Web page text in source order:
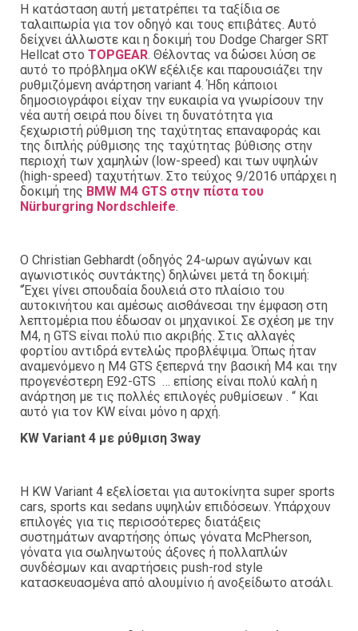
Η κατάσταση αυτή μετατρέπει τα ταξίδια σε
ταλαιπωρία για τον οδηγό και τους επιβάτες. Αυτό
δείχνει άλλωστε και η δοκιμή του Dodge Charger SRT
Hellcat στο TOPGEAR. Θέλοντας να δώσει λύση σε
αυτό το πρόβλημα οKW εξέλιξε και παρουσιάζει την
ρυθμιζόμενη ανάρτηση variant 4. Ήδη κάποιοι
δημοσιογράφοι είχαν την ευκαιρία να γνωρίσουν την
νέα αυτή σειρά που δίνει τη δυνατότητα για
ξεχωριστή ρύθμιση της ταχύτητας επαναφοράς και
της διπλής ρύθμισης της ταχύτητας βύθισης στην
περιοχή των χαμηλών (low-speed) και των υψηλών
(high-speed) ταχυτήτων. Στο τεύχος 9/2016 υπάρχει η
δοκιμή της BMW M4 GTS στην πίστα του
Nürburgring Nordschleife.
Ο Christian Gebhardt (οδηγός 24-ωρων αγώνων και
αγωνιστικός συντάκτης) δηλώνει μετά τη δοκιμή:
“Έχει γίνει σπουδαία δουλειά στο πλαίσιο του
αυτοκινήτου και αμέσως αισθάνεσαι την έμφαση στη
λεπτομέρια που έδωσαν οι μηχανικοί. Σε σχέση με την
M4, η GTS είναι πολύ πιο ακριβής. Στις αλλαγές
φορτίου αντιδρά εντελώς προβλέψιμα. Όπως ήταν
αναμενόμενο η M4 GTS ξεπερνά την βασική M4 και την
προγενέστερη E92-GTS … επίσης είναι πολύ καλή η
ανάρτηση με τις πολλές επιλογές ρυθμίσεων . “ Και
αυτό για τον KW είναι μόνο η αρχή.
KW Variant 4 με ρύθμιση 3way
H KW Variant 4 εξελίσεται για αυτοκίνητα super sports
cars, sports και sedans υψηλών επιδόσεων. Υπάρχουν
επιλογές για τις περισσότερες διατάξεις
συστημάτων αναρτήσης όπως γόνατα McPherson,
γόνατα για σωληνωτούς άξονες ή πολλαπλών
συνδέσμων και αναρτήσεις push-rod style
κατασκευασμένα από αλουμίνιο ή ανοξείδωτο ατσάλι.